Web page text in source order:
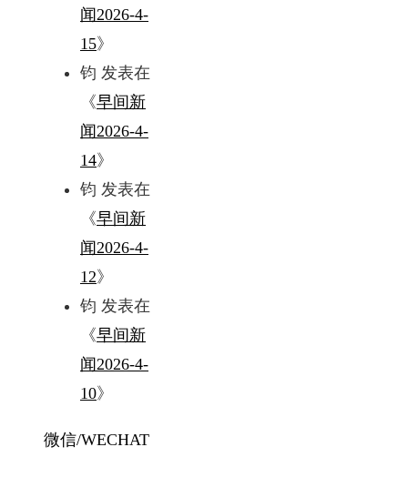
闻2026-4-
15》
钧 发表在
《早间新
闻2026-4-
14》
钧 发表在
《早间新
闻2026-4-
12》
钧 发表在
《早间新
闻2026-4-
10》
微信/WECHAT